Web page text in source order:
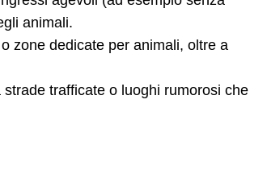
animali.
zone dedicate per animali, oltre a
trafficate o luoghi rumorosi che